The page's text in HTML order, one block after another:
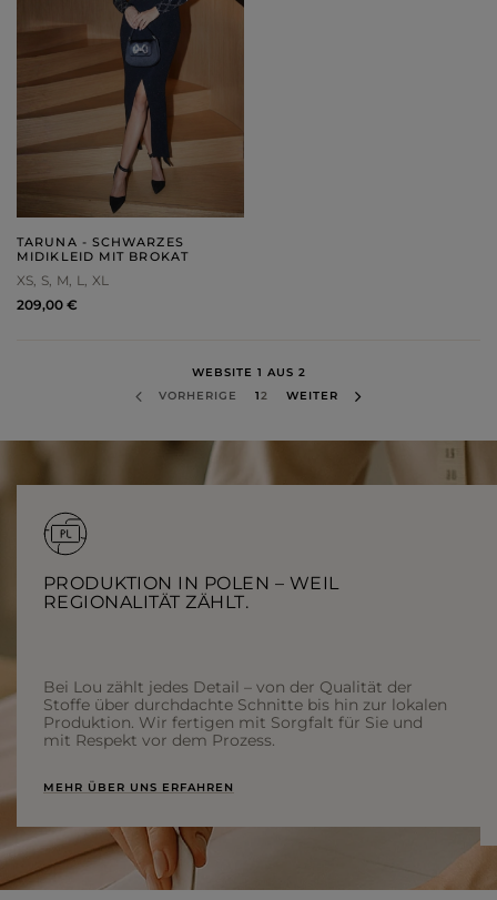
TARUNA - SCHWARZES
MIDIKLEID MIT BROKAT
XS S M L XL
209,00 €
WEBSITE 1 AUS 2
VORHERIGE
12 WEITER
PRODUKTION IN POLEN – WEIL
REGIONALITÄT ZÄHLT.
Bei Lou zählt jedes Detail – von der Qualität der
Stoffe über durchdachte Schnitte bis hin zur lokalen
Produktion. Wir fertigen mit Sorgfalt für Sie und
mit Respekt vor dem Prozess.
MEHR ÜBER UNS ERFAHREN